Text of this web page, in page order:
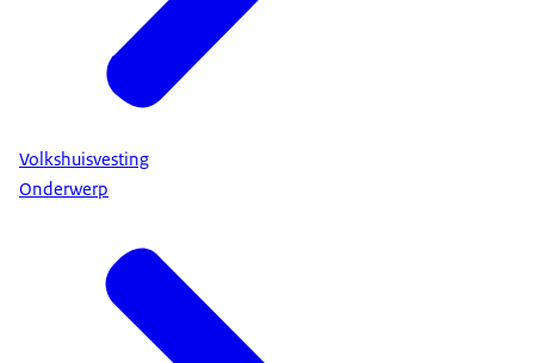
Volkshuisvesting
Onderwerp